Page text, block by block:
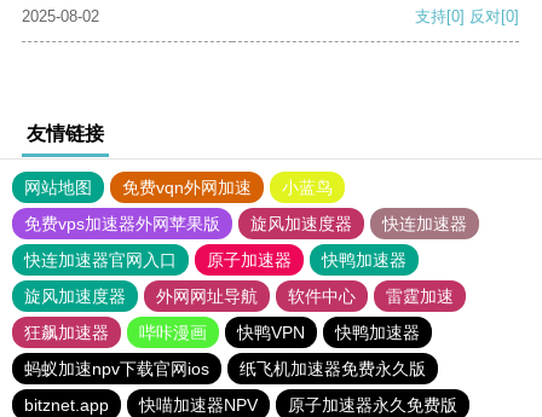
2025-08-02 支持[0] 反对[0]
友情链接
网站地图 免费vqn外网加速
小蓝鸟
免费vps加速器外网苹果版
旋风加速度器
快连加速器
快连加速器官网入口
原子加速器
快鸭加速器
旋风加速度器
外网网址导航 软件中心
雷霆加速
狂飙加速器
哔咔漫画 快鸭VPN
快鸭加速器
蚂蚁加速npv下载官网ios
纸飞机加速器免费永久版
bitznet.app
快喵加速器NPV
原子加速器永久免费版